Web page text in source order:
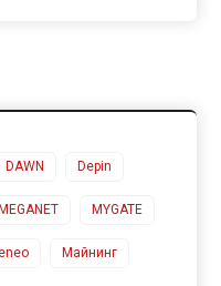
DAWN Depin
MEGANET MYGATE
Майнинг